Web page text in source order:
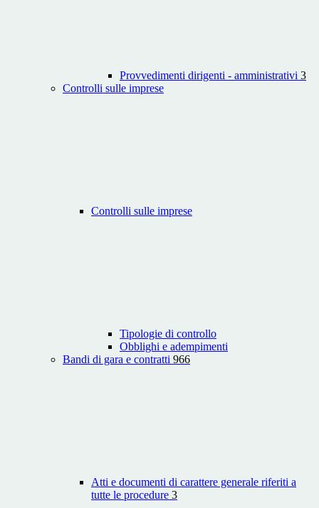
Provvedimenti dirigenti - amministrativi 3
Controlli sulle imprese
Controlli sulle imprese
Tipologie di controllo
Obblighi e adempimenti
Bandi di gara e contratti 966
Atti e documenti di carattere generale riferiti a
tutte le procedure 3